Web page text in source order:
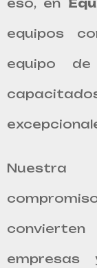
eso, en
equipos
equipo de
Nuestra
empresas